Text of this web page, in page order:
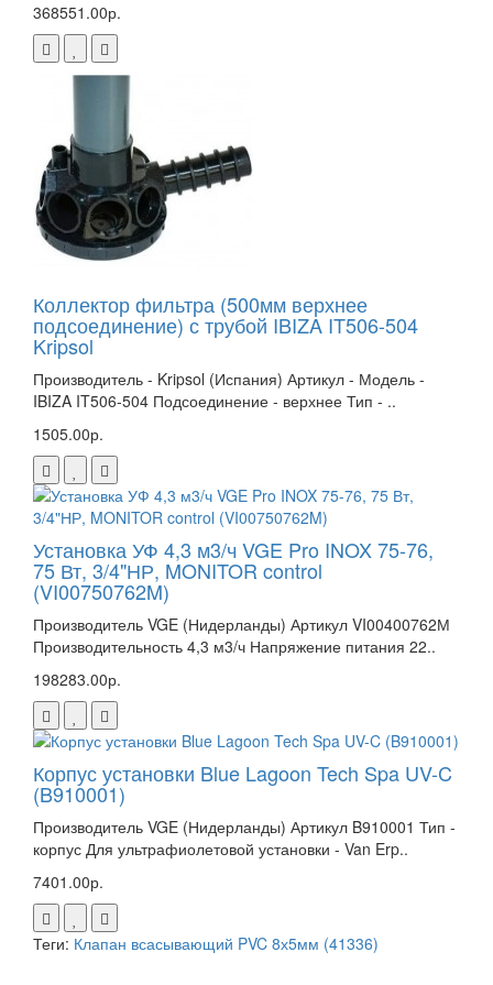
368551.00р.
Коллектор фильтра (500мм верхнее
подсоединение) с трубой IBIZA IT506-504
Kripsol
Производитель - Kripsol (Испания) Артикул - Модель -
IBIZA IT506-504 Подсоединение - верхнее Тип - ..
1505.00р.
Установка УФ 4,3 м3/ч VGE Pro INOX 75-76,
75 Вт, 3/4"НР, MONITOR control
(VI00750762M)
Производитель VGE (Нидерланды) Артикул VI00400762М
Производительность 4,3 м3/ч Напряжение питания 22..
198283.00р.
Корпус установки Blue Lagoon Tech Spa UV-C
(B910001)
Производитель VGE (Нидерланды) Артикул B910001 Тип -
корпус Для ультрафиолетовой установки - Van Erp..
7401.00р.
Теги: Клапан всасывающий PVC 8х5мм (41336)